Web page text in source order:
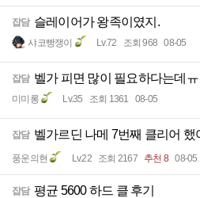
잡담 슬레이어가 왕족이였지.
샤코빵쟁이 Lv.72 조회 968 08-05
잡담 벨가 피면 많이 필요하다는데ㅠ
미미롱 Lv.35 조회 1361 08-05
잡담 벨가르딘 나메 7번째 클리어 했
풍운의현 Lv.22 조회 2167 추천 8 08-05
잡담 평균 5600 하드 클 후기